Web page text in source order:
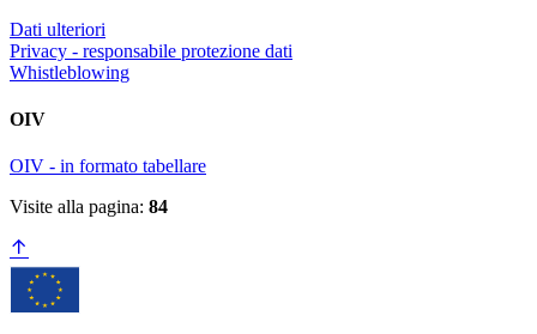
Dati ulteriori
Privacy - responsabile protezione dati
Whistleblowing
OIV
OIV - in formato tabellare
Visite alla pagina: 84